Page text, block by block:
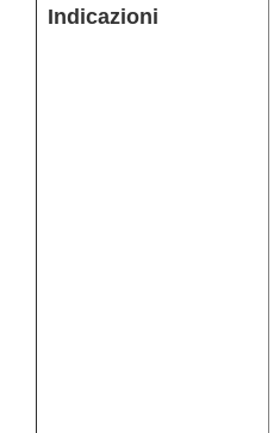
Indicazioni